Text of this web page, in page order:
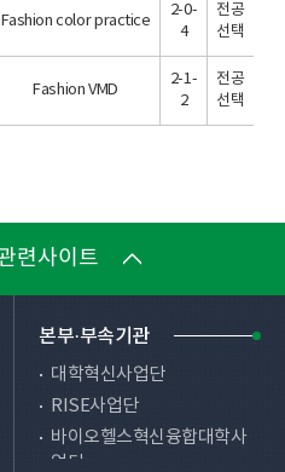
Fashion color practice
2-0-
4
전공
선택
Fashion VMD
2-1-
2
전공
선택
련사이트
본부·부속기관
대학혁신사업단
RISE사업단
바이오헬스혁신융합대학사
업단